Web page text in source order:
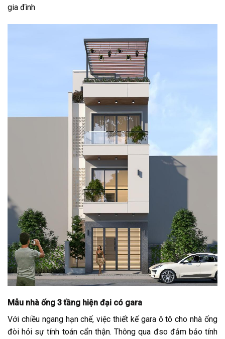
gia đình
Mẫu nhà ống 3 tầng hiện đại có gara
Với chiều ngang hạn chế, việc thiết kế gara ô tô cho nhà ống
đòi hỏi sự tính toán cẩn thận. Thông qua đso đảm bảo tính